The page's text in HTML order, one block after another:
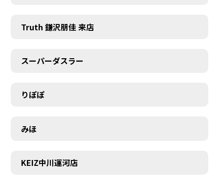
Truth 鎌沢朋佳 来店
スーパーダスラー
りぽぽ
みほ
KEIZ中川運河店